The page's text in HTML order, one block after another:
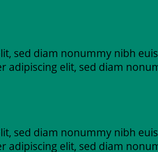
sed diam nonummy nibh
adipiscing elit, sed diam
sed diam nonummy nibh
adipiscing elit, sed diam